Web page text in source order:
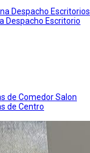
Despacho Escritorios
Despacho Escritorio
de Comedor Salon
de Centro